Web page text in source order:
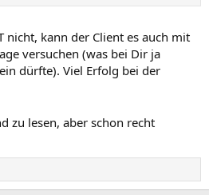
failed TLS handshake).
nicht, kann der Client es auch mit
versuchen (was bei Dir ja
dürfte). Viel Erfolg bei der
zu lesen, aber schon recht